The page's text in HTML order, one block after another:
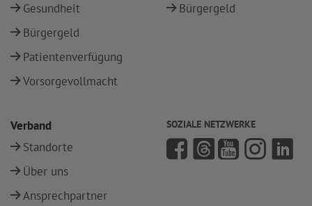
Gesundheit
Bürgergeld
Patientenverfügung
Vorsorgevollmacht
Bürgergeld
Verband
Standorte
Über uns
Ansprechpartner
SOZIALE NETZWERKE